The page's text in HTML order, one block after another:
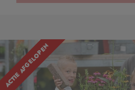
ACTIE AFGELOPEN